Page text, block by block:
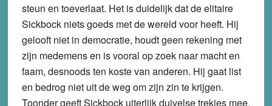
steun en toeverlaat. Het is duidelijk dat de elitaire
Sickbock niets goeds met de wereld voor heeft. Hij
gelooft niet in democratie, houdt geen rekening met
zijn medemens en is vooral op zoek naar macht en
faam, desnoods ten koste van anderen. Hij gaat list
en bedrog niet uit de weg om zijn zin te krijgen.
Toonder geeft Sickbock uiterlijk duivelse trekjes mee.